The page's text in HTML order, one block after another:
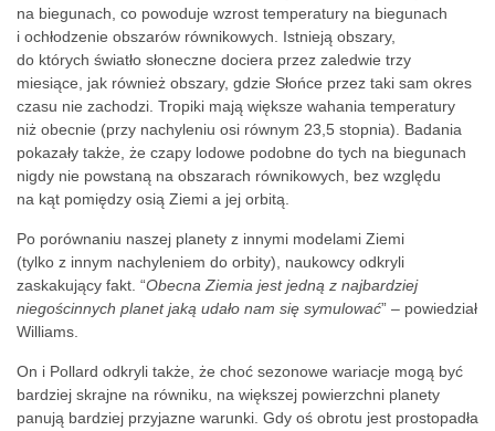
na biegunach, co powoduje wzrost temperatury na biegunach
i ochłodzenie obszarów równikowych. Istnieją obszary,
do których światło słoneczne dociera przez zaledwie trzy
miesiące, jak również obszary, gdzie Słońce przez taki sam okres
czasu nie zachodzi. Tropiki mają większe wahania temperatury
niż obecnie (przy nachyleniu osi równym 23,5 stopnia). Badania
pokazały także, że czapy lodowe podobne do tych na biegunach
nigdy nie powstaną na obszarach równikowych, bez względu
na kąt pomiędzy osią Ziemi a jej orbitą.
Po porównaniu naszej planety z innymi modelami Ziemi
(tylko z innym nachyleniem do orbity), naukowcy odkryli
zaskakujący fakt. “Obecna Ziemia jest jedną z najbardziej
niegościnnych planet jaką udało nam się symulować” – powiedział
Williams.
On i Pollard odkryli także, że choć sezonowe wariacje mogą być
bardziej skrajne na równiku, na większej powierzchni planety
panują bardziej przyjazne warunki. Gdy oś obrotu jest prostopadła